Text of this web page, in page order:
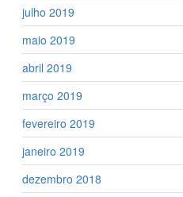
julho 2019
maio 2019
abril 2019
março 2019
fevereiro 2019
janeiro 2019
dezembro 2018